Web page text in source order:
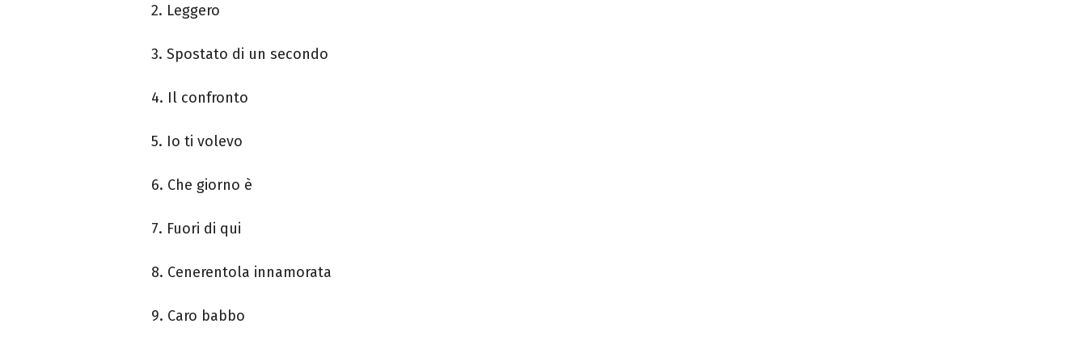
2. Leggero
3. Spostato di un secondo
4. Il confronto
5. Io ti volevo
6. Che giorno è
7. Fuori di qui
8. Cenerentola innamorata
9. Caro babbo